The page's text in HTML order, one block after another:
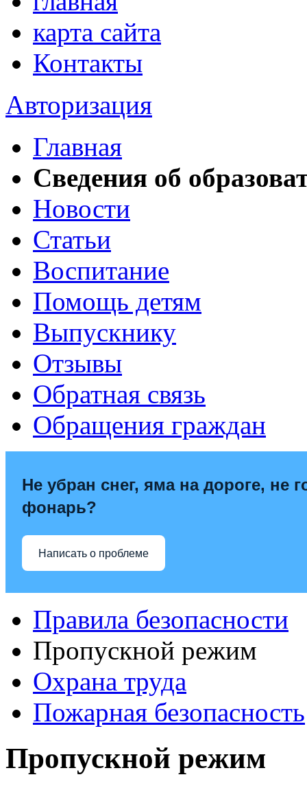
карта сайта
Контакты
Авторизация
Главная
Сведения об
Новости
Статьи
Воспитание
Помощь детям
Выпускнику
Отзывы
Обратная связь
Обращения граждан
Не убран снег, яма на дороге, не
фонарь?
Написать о проблеме
Правила безопасности
Пропускной режим
Охрана труда
Пожарная безопасность
Пропускной режим